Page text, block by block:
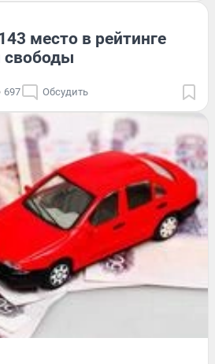
место в рейтинге
свободы
697 Обсудить